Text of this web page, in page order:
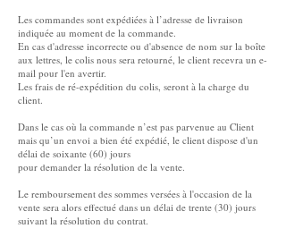
Les commandes sont expédiées à l’adresse de livraison
indiquée au moment de la commande.
En cas d'adresse incorrecte ou d'absence de nom sur la boîte
aux lettres, le colis nous sera retourné, le client recevra un e-
mail pour l'en avertir.
Les frais de ré-expédition du colis, seront à la charge du
client.
Dans le cas où la commande n’est pas parvenue au Client
mais qu’un envoi a bien été expédié, le client dispose d'un
délai de soixante (60) jours
pour demander la résolution de la vente.
Le remboursement des sommes versées à l'occasion de la
vente sera alors effectué dans un délai de trente (30) jours
suivant la résolution du contrat.